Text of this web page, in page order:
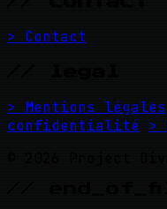
> Contact
> Mentions légales
confidentialité >